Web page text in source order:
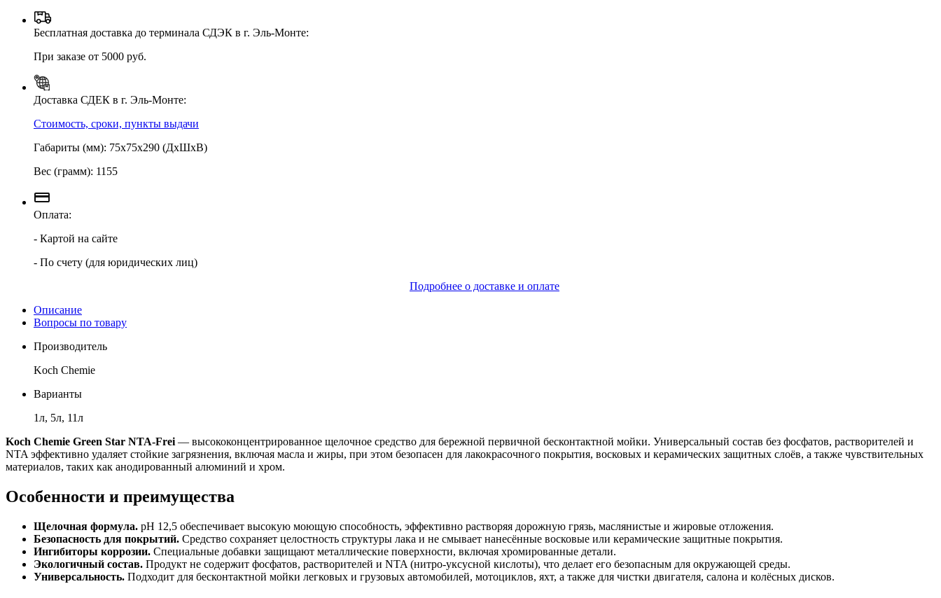
Бесплатная доставка до терминала СДЭК в г. Эль-Монте:
При заказе от 5000 руб.
Доставка СДЕК в г. Эль-Монте:
Стоимость, сроки, пункты выдачи
Габариты (мм): 75х75х290 (ДхШхВ)
Вес (грамм): 1155
Оплата:
- Картой на сайте
- По счету (для юридических лиц)
Подробнее о доставке и оплате
Описание
Вопросы по товару
Производитель
Koch Chemie
Варианты
1л, 5л, 11л
Koch Chemie Green Star NTA-Frei — высококонцентрированное щелочное средство для бережной первичной бесконтактной мойки. Универсальный состав без фосфатов, растворителей и
NTA эффективно удаляет стойкие загрязнения, включая масла и жиры, при этом безопасен для лакокрасочного покрытия, восковых и керамических защитных слоёв, а также чувствительных
материалов, таких как анодированный алюминий и хром.
Особенности и преимущества
Щелочная формула. pH 12,5 обеспечивает высокую моющую способность, эффективно растворяя дорожную грязь, маслянистые и жировые отложения.
Безопасность для покрытий. Средство сохраняет целостность структуры лака и не смывает нанесённые восковые или керамические защитные покрытия.
Ингибиторы коррозии. Специальные добавки защищают металлические поверхности, включая хромированные детали.
Экологичный состав. Продукт не содержит фосфатов, растворителей и NTA (нитро-уксусной кислоты), что делает его безопасным для окружающей среды.
Универсальность. Подходит для бесконтактной мойки легковых и грузовых автомобилей, мотоциклов, яхт, а также для чистки двигателя, салона и колёсных дисков.